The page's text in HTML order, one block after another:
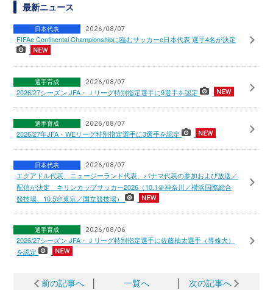
最新ニュース
日本代表 2026/08/07
FIFAe Continental Championshipに臨むサッカーe日本代表 選手4名が決定
選手育成 2026/08/07
2026/27シーズン JFA・Ｊリーグ特別指定選手に9選手を認定
選手育成 2026/08/07
2026/27年JFA・WEリーグ特別指定選手に3選手を認定
日本代表 2026/08/07
エクアドル代表、ニュージーランド代表、パナマ代表の参加および放送／
配信が決定 キリンカップサッカー2026（10.1＠神奈川／横浜国際総合
競技場、10.5＠東京／国立競技場）
選手育成 2026/08/06
2026/27シーズン JFA・Ｊリーグ特別指定選手に佐藤柚太選手（専修大）
を認定
前の記事へ 一覧へ 次の記事へ